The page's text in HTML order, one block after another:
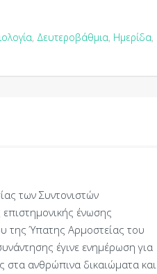
, Δευτεροβάθμια, Ημερίδα,
των Συντονιστών
ένωσης
της Ύπατης Αρμοστείας του
έγινε ενημέρωση για
ανθρώπινα δικαιώματα και